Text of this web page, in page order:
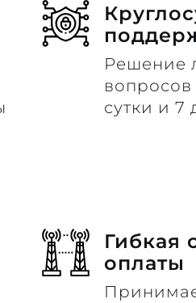
Решение
вопросов
сутки и 7
Гибкая
оплаты